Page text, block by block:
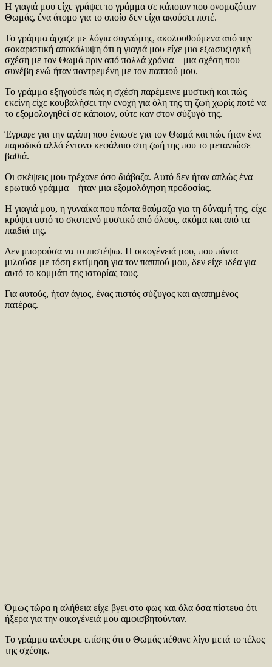
Η γιαγιά μου είχε γράψει το γράμμα σε κάποιον που ονομαζόταν
Θωμάς, ένα άτομο για το οποίο δεν είχα ακούσει ποτέ.
Το γράμμα άρχιζε με λόγια συγνώμης, ακολουθούμενα από την
σοκαριστική αποκάλυψη ότι η γιαγιά μου είχε μια εξωσυζυγική
σχέση με τον Θωμά πριν από πολλά χρόνια – μια σχέση που
συνέβη ενώ ήταν παντρεμένη με τον παππού μου.
Το γράμμα εξηγούσε πώς η σχέση παρέμεινε μυστική και πώς
εκείνη είχε κουβαλήσει την ενοχή για όλη της τη ζωή χωρίς ποτέ να
το εξομολογηθεί σε κάποιον, ούτε καν στον σύζυγό της.
Έγραφε για την αγάπη που ένιωσε για τον Θωμά και πώς ήταν ένα
παροδικό αλλά έντονο κεφάλαιο στη ζωή της που το μετανιώσε
βαθιά.
Οι σκέψεις μου τρέχανε όσο διάβαζα. Αυτό δεν ήταν απλώς ένα
ερωτικό γράμμα – ήταν μια εξομολόγηση προδοσίας.
Η γιαγιά μου, η γυναίκα που πάντα θαύμαζα για τη δύναμή της, είχε
κρύψει αυτό το σκοτεινό μυστικό από όλους, ακόμα και από τα
παιδιά της.
Δεν μπορούσα να το πιστέψω. Η οικογένειά μου, που πάντα
μιλούσε με τόση εκτίμηση για τον παππού μου, δεν είχε ιδέα για
αυτό το κομμάτι της ιστορίας τους.
Για αυτούς, ήταν άγιος, ένας πιστός σύζυγος και αγαπημένος
πατέρας.
Όμως τώρα η αλήθεια είχε βγει στο φως και όλα όσα πίστευα ότι
ήξερα για την οικογένειά μου αμφισβητούνταν.
Το γράμμα ανέφερε επίσης ότι ο Θωμάς πέθανε λίγο μετά το τέλος
της σχέσης.